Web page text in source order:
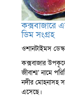
কক্সবাজারে
ডিম সংগ্রহ
ওশানটাইমস
কক্সবাজার
জীবাশ্ম’ নামে
নদীর মোহনাসহ
এসেছে।